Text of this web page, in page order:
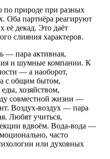
по природе при разных
Оба партнёра реагируют
её декад. Это даёт
слияния характеров.
— пара активная,
и шумные компании. К
— а наоборот,
с общим бытом,
хозяйством,
совместной жизни —
Воздух-воздух — пара
Любят учиться,
вдвоём. Вода-вода —
часто
или духовных